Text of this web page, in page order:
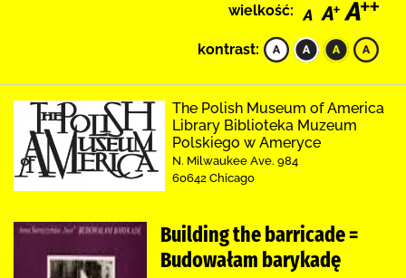
wielkość:
kontrast:
The Polish Museum of America
Library Biblioteka Muzeum
Polskiego w Ameryce
N. Milwaukee Ave. 984
60642 Chicago
Building the barricade =
Budowałam barykadę